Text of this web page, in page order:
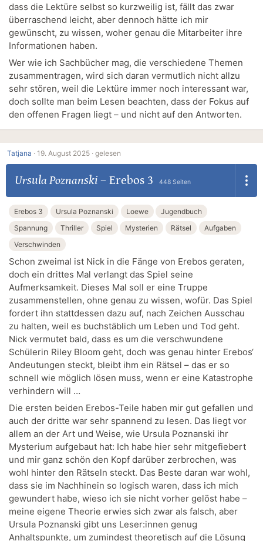
dass die Lektüre selbst so kurzweilig ist, fällt das zwar
überraschend leicht, aber dennoch hätte ich mir
gewünscht, zu wissen, woher genau die Mitarbeiter ihre
Informationen haben.
Wer wie ich Sachbücher mag, die verschiedene Themen
zusammentragen, wird sich daran vermutlich nicht allzu
sehr stören, weil die Lektüre immer noch interessant war,
doch sollte man beim Lesen beachten, dass der Fokus auf
den offenen Fragen liegt – und nicht auf den Antworten.
Tatjana · 19. August 2025 · gelesen
Ursula Poznanski– Erebos 3 448 Seiten
Erebos 3 Ursula Poznanski Loewe
Jugendbuch
Spannung
Thriller Spiel Mysterien Rätsel
Aufgaben
Verschwinden
Schon zweimal ist Nick in die Fänge von Erebos geraten,
doch ein drittes Mal verlangt das Spiel seine
Aufmerksamkeit. Dieses Mal soll er eine Truppe
zusammenstellen, ohne genau zu wissen, wofür. Das Spiel
fordert ihn stattdessen dazu auf, nach Zeichen Ausschau
zu halten, weil es buchstäblich um Leben und Tod geht.
Nick vermutet bald, dass es um die verschwundene
Schülerin Riley Bloom geht, doch was genau hinter Erebos‘
Andeutungen steckt, bleibt ihm ein Rätsel – das er so
schnell wie möglich lösen muss, wenn er eine Katastrophe
verhindern will …
Die ersten beiden Erebos-Teile haben mir gut gefallen und
auch der dritte war sehr spannend zu lesen. Das liegt vor
allem an der Art und Weise, wie Ursula Poznanski ihr
Mysterium aufgebaut hat: Ich habe hier sehr mitgefiebert
und mir ganz schön den Kopf darüber zerbrochen, was
wohl hinter den Rätseln steckt. Das Beste daran war wohl,
dass sie im Nachhinein so logisch waren, dass ich mich
gewundert habe, wieso ich sie nicht vorher gelöst habe –
meine eigene Theorie erwies sich zwar als falsch, aber
Ursula Poznanski gibt uns Leser:innen genug
Anhaltspunkte, um zumindest theoretisch auf die Lösung